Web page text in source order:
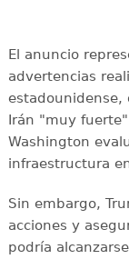
El anuncio
advertencias
estadounidense,
Irán "muy
Washington
infraestructura
Sin embargo,
acciones y
podría